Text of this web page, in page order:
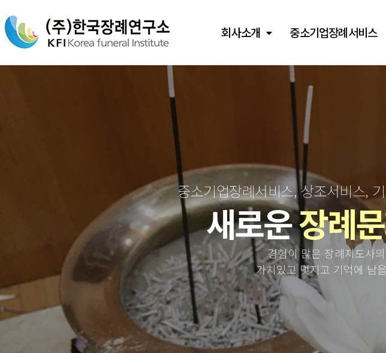
회사소개 중소기업장례서비스
중소기업장례서비스, 상조서비스,
새로운장례
경험이 많은 장례지도사
가치있고 멋지고 기억에 남